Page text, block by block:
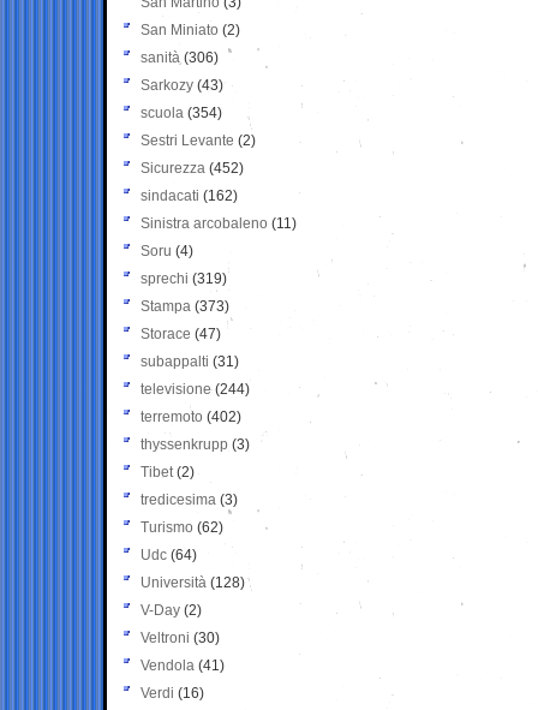
San Miniato (2)
sanità (306)
Sarkozy (43)
scuola (354)
Sestri Levante (2)
Sicurezza (452)
sindacati (162)
Sinistra arcobaleno (11)
Soru (4)
sprechi (319)
Stampa (373)
Storace (47)
subappalti (31)
televisione(244)
terremoto (402)
thyssenkrupp (3)
Tibet(2)
tredicesima (3)
Turismo (62)
Udc (64)
Università (128)
V-Day (2)
Veltroni (30)
Vendola (41)
Verdi (16)